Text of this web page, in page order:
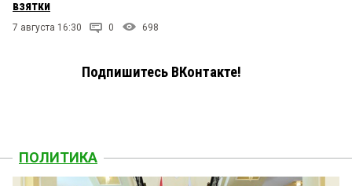
взятки
7 августа 16:30 0 698
Подпишитесь ВКонтакте!
ПОЛИТИКА